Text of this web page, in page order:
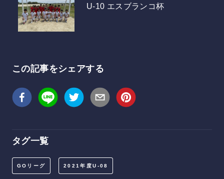
U-10 エスブランコ杯
この記事をシェアする
タグ一覧
GOリーグ 2021年度U-08